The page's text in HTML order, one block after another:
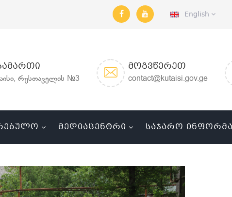
English
რუსთაველის №3
ᲛᲝᲒᲕᲬᲔᲠᲔᲗ
contact@kutaisi.gov.ge
ᲛᲔᲓᲘᲐᲪᲔᲜᲢᲠᲘ ᲡᲐᲯᲐᲠᲝ